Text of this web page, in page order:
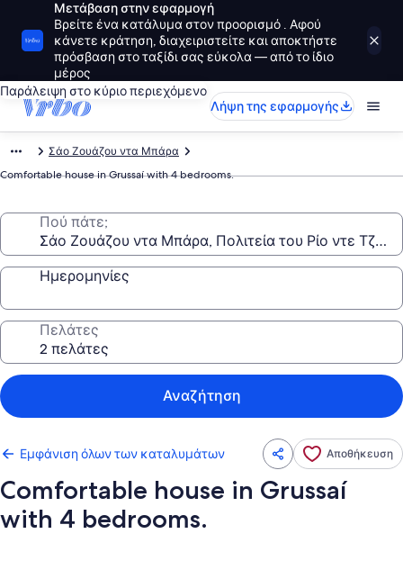
Μετάβαση στην εφαρμογή
Βρείτε ένα κατάλυμα στον προορισμό . Αφού
κάνετε κράτηση, διαχειριστείτε και αποκτήστε
πρόσβαση στο ταξίδι σας εύκολα — από το ίδιο
μέρος
Παράλειψη στο κύριο περιεχόμενο
Λήψη της εφαρμογής
Σάο Ζουάζου ντα Μπάρα
Comfortable house in Grussaí with 4 bedrooms.
Πού πάτε;
Ημερομηνίες
Πελάτες
Αναζήτηση
Εμφάνιση όλων των καταλυμάτων Αποθήκευση
Comfortable house in Grussaí
with 4 bedrooms.